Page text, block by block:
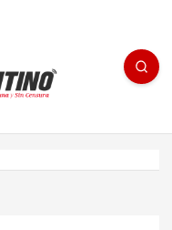
noticias/editorial